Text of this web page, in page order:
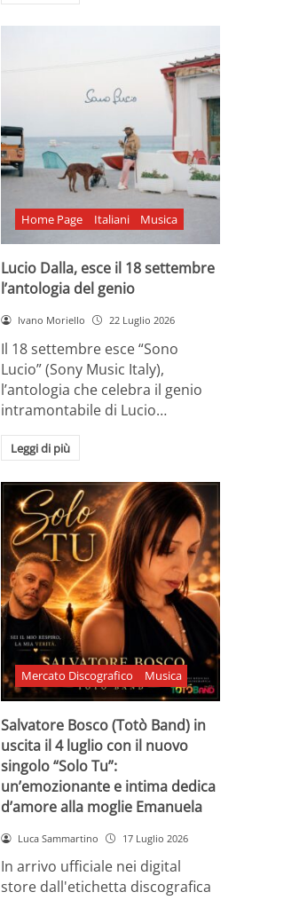
Home Page Italiani Musica
Lucio Dalla, esce il 18 settembre
l’antologia del genio
Ivano Moriello 22 Luglio 2026
Il 18 settembre esce “Sono
Lucio” (Sony Music Italy),
l’antologia che celebra il genio
intramontabile di Lucio…
Leggi di più
Mercato Discografico Musica
Salvatore Bosco (Totò Band) in
uscita il 4 luglio con il nuovo
singolo “Solo Tu”:
un’emozionante e intima dedica
d’amore alla moglie Emanuela
Luca Sammartino 17 Luglio 2026
In arrivo ufficiale nei digital
store dall'etichetta discografica